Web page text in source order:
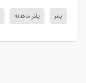
پلنر پلنر ماهانه